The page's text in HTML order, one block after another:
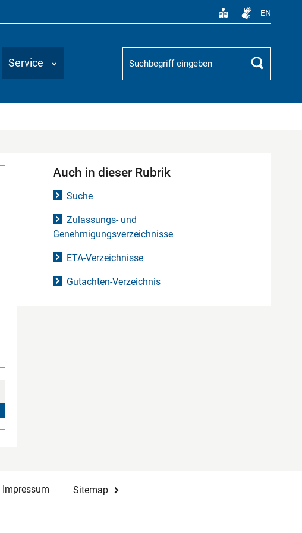
EN
Service
Suchbegriff
Suchen
Auch in dieser Rubrik
Suche
Zulassungs- und
Genehmigungsverzeichnisse
ETA-Verzeichnisse
Gutachten-Verzeichnis
Impressum Sitemap